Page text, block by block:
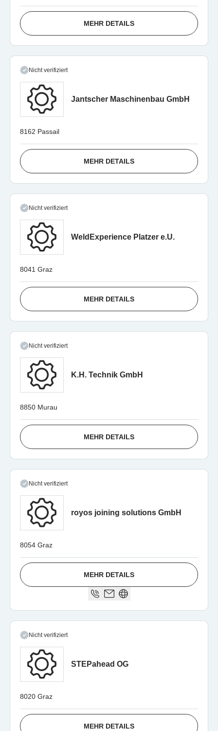
MEHR DETAILS
Nicht verifiziert
Jantscher Maschinenbau GmbH
8162 Passail
MEHR DETAILS
Nicht verifiziert
WeldExperience Platzer e.U.
8041 Graz
MEHR DETAILS
Nicht verifiziert
K.H. Technik GmbH
8850 Murau
MEHR DETAILS
Nicht verifiziert
royos joining solutions GmbH
8054 Graz
MEHR DETAILS
Nicht verifiziert
STEPahead OG
8020 Graz
MEHR DETAILS